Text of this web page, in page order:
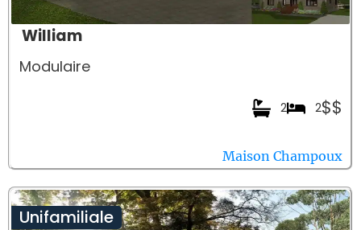
William
Modulaire
$$
2
2
Maison Champoux
Unifamiliale